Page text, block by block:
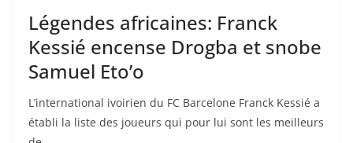
Légendes africaines: Franck
Kessié encense Drogba et snobe
Samuel Eto’o
L’international ivoirien du FC Barcelone Franck Kessié a
établi la liste des joueurs qui pour lui sont les meilleurs